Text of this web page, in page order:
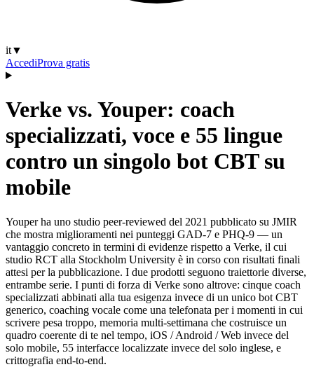
it▼
AccediProva gratis
Verke vs. Youper: coach
specializzati, voce e 55 lingue
contro un singolo bot CBT su
mobile
Youper ha uno studio peer-reviewed del 2021 pubblicato su JMIR
che mostra miglioramenti nei punteggi GAD-7 e PHQ-9 — un
vantaggio concreto in termini di evidenze rispetto a Verke, il cui
studio RCT alla Stockholm University è in corso con risultati finali
attesi per la pubblicazione. I due prodotti seguono traiettorie diverse,
entrambe serie. I punti di forza di Verke sono altrove: cinque coach
specializzati abbinati alla tua esigenza invece di un unico bot CBT
generico, coaching vocale come una telefonata per i momenti in cui
scrivere pesa troppo, memoria multi-settimana che costruisce un
quadro coerente di te nel tempo, iOS / Android / Web invece del
solo mobile, 55 interfacce localizzate invece del solo inglese, e
crittografia end-to-end.